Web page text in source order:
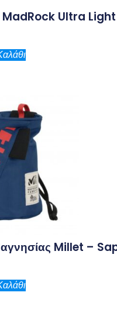
MadRock Ultra
Millet –